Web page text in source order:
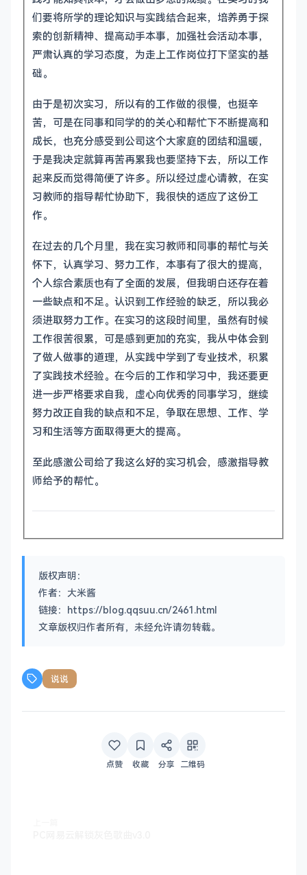
们要将所学的理论知识与实践结合起来，培养勇于探
索的创新精神、提高动手本事，加强社会活动本事，
严肃认真的学习态度，为走上工作岗位打下坚实的基
础。
由于是初次实习，所以有的工作做的很慢，也挺辛
苦，可是在同事和同学的的关心和帮忙下不断提高和
成长，也充分感受到公司这个大家庭的团结和温暖，
于是我决定就算再苦再累我也要坚持下去，所以工作
起来反而觉得简便了许多。所以经过虚心请教，在实
习教师的指导帮忙协助下，我很快的适应了这份工
作。
在过去的几个月里，我在实习教师和同事的帮忙与关
怀下，认真学习、努力工作，本事有了很大的提高，
个人综合素质也有了全面的发展，但我明白还存在着
一些缺点和不足。认识到工作经验的缺乏，所以我必
须进取努力工作。在实习的这段时间里，虽然有时候
工作很苦很累，可是感到更加的充实，我从中体会到
了做人做事的道理，从实践中学到了专业技术，积累
了实践技术经验。在今后的工作和学习中，我还要更
进一步严格要求自我，虚心向优秀的同事学习，继续
努力改正自我的缺点和不足，争取在思想、工作、学
习和生活等方面取得更大的提高。
至此感激公司给了我这么好的实习机会，感激指导教
师给予的帮忙。
版权声明：
作者：大米酱
链接：https://blog.qqsuu.cn/2461.html
文章版权归作者所有，未经允许请勿转载。
说说
点赞 收藏 分享 二维码